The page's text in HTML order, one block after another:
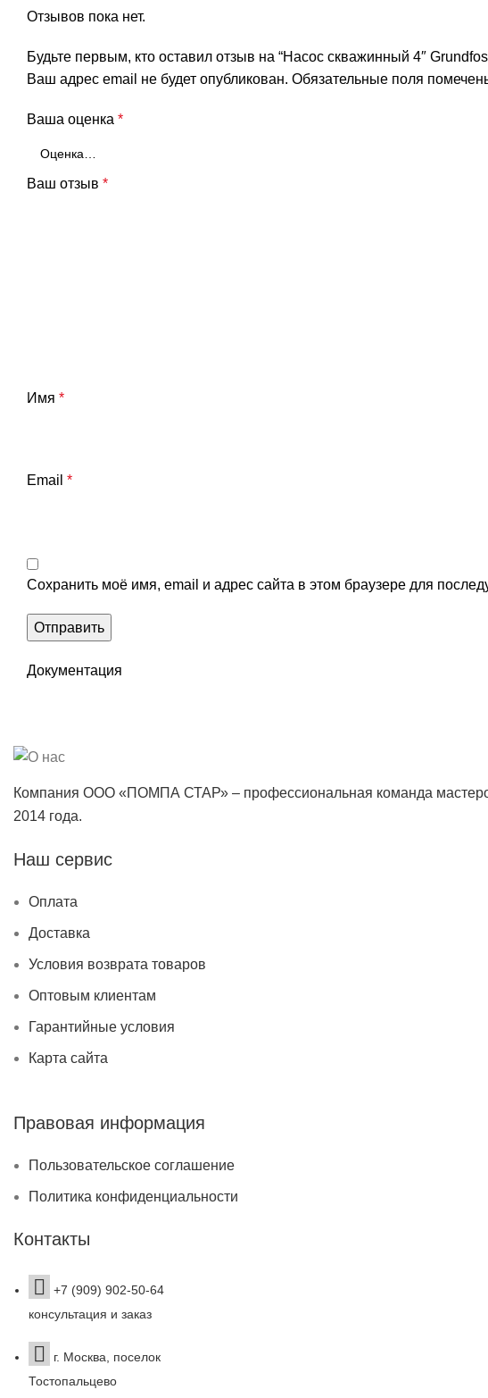
Отзывов пока нет.
Будьте первым, кто оставил отзыв на “Насос скважинный 4″
Ваш адрес email не будет опубликован. Обязательные поля
Ваша оценка *
Ваш отзыв *
Имя *
Email *
Сохранить моё имя, email и адрес сайта в этом браузере для
Документация
Компания ООО «ПОМПА СТАР» – профессиональная команда
2014 года.
Наш сервис
Оплата
Доставка
Условия возврата товаров
Оптовым клиентам
Гарантийные условия
Карта сайта
Правовая информация
Пользовательское соглашение
Политика конфиденциальности
Контакты
+7 (909) 902-50-64
консультация и заказ
г. Москва, поселок
Тостопальцево